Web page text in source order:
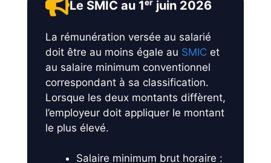
Le SMIC au 1ᵉʳ juin 2026
La rémunération versée au salarié
doit être au moins égale au SMIC et
au salaire minimum conventionnel
correspondant à sa classification.
Lorsque les deux montants diffèrent,
l’employeur doit appliquer le montant
le plus élevé.
Salaire minimum brut horaire :